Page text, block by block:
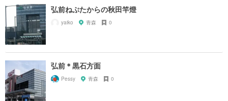
弘前ねぷたからの秋田竿燈
yaiko 青森 0
弘前＊黒石方面
Pessy 青森 0